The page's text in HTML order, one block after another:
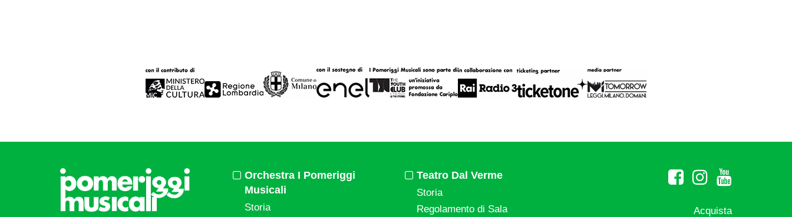
Orchestra I Pomeriggi
Musicali
Storia
Teatro Dal Verme
Storia
Regolamento di Sala
Acquista